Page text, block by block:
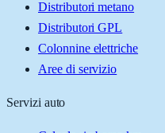
Distributori metano
Distributori GPL
Colonnine elettriche
Aree di servizio
Servizi auto